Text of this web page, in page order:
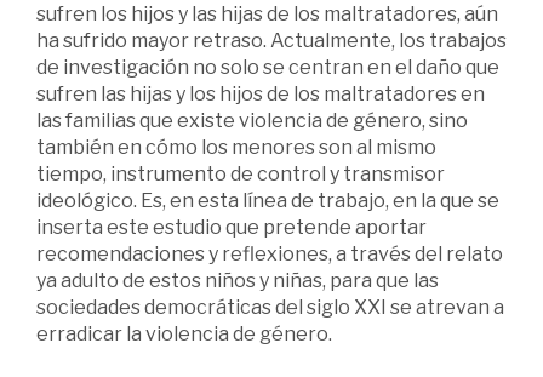
sufren los hijos y las hijas de los maltratadores, aún
ha sufrido mayor retraso. Actualmente, los trabajos
de investigación no solo se centran en el daño que
sufren las hijas y los hijos de los maltratadores en
las familias que existe violencia de género, sino
también en cómo los menores son al mismo
tiempo, instrumento de control y transmisor
ideológico. Es, en esta línea de trabajo, en la que se
inserta este estudio que pretende aportar
recomendaciones y reflexiones, a través del relato
ya adulto de estos niños y niñas, para que las
sociedades democráticas del siglo XXI se atrevan a
erradicar la violencia de género.